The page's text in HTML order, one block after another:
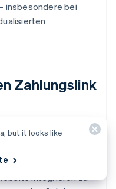
insbesondere bei
Zahlungslink
Payment Links
oder ein
integrieren zu
but it looks like